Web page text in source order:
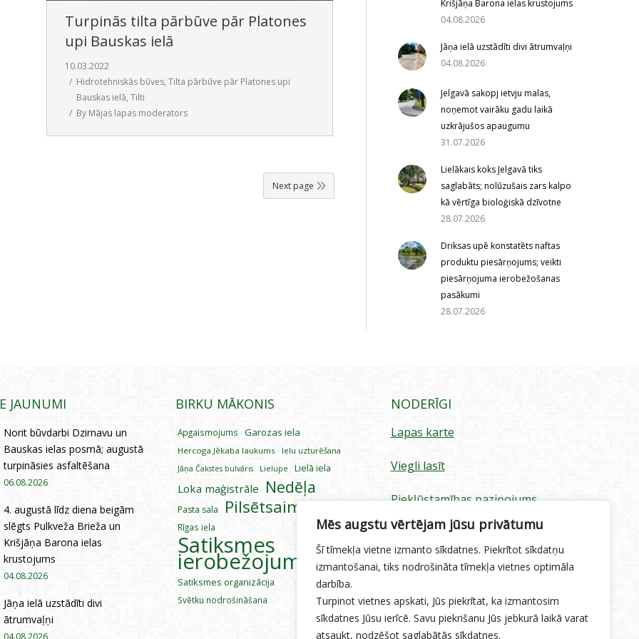
Mēs augstu vērtējam jūsu privātumu
Šī tīmekļa vietne izmanto sīkdatnes. Piekrītot sīkdatņu
izmantošanai, tiks nodrošināta tīmekļa vietnes optimāla
darbība.
Turpinot vietnes apskati, Jūs piekrītat, ka izmantosim
sīkdatnes Jūsu ierīcē. Savu piekrišanu Jūs jebkurā laikā varat
atsaukt, nodzēšot saglabātās sīkdatnes.
Turpinās tilta pārbūve pār Platones
upi Bauskas ielā
10.03.2022
Hidrotehniskās būves, Tilta pārbūve pār Platones upi
Bauskas ielā, Tilti
By Mājas lapas moderators
Next page
Krišjāņa Barona ielas krustojums
04.08.2026
Jāņa ielā uzstādīti divi ātrumvaļņi
04.08.2026
Jelgavā sakopj ietvju malas,
noņemot vairāku gadu laikā
uzkrājušos apaugumu
31.07.2026
Lielākais koks Jelgavā tiks
saglabāts; nolūzušais zars kalpo
kā vērtīga bioloģiskā dzīvotne
28.07.2026
Driksas upē konstatēts naftas
produktu piesārņojums; veikti
piesārņojuma ierobežošanas
pasākumi
28.07.2026
JAUNUMI
Norit būvdarbi Dzirnavu un
Bauskas ielas posmā; augustā
turpināsies asfaltēšana
06.08.2026
4. augustā līdz diena beigām
slēgts Pulkveža Brieža un
Krišjāņa Barona ielas
krustojums
04.08.2026
Jāņa ielā uzstādīti divi
ātrumvaļņi
04.08.2026
BIRKU MĀKONIS
Apgaismojums Garozas iela
Hercoga Jēkaba laukums Ielu uzturēšana
Jāņa Čakstes bulvāris Lielupe Lielā iela
Loka maģistrāle Nedēļa
Pasta sala Pilsētsaimniecība
Rīgas iela
Satiksmes
ierobežojumi
Satiksmes organizācija
Svētku nodrošināšana
NODERĪGI
Lapas karte
Viegli lasīt
Piekļūstamības paziņojums
Sīkdatņu izmantošana
Privātuma politika
Ētikas kodekss